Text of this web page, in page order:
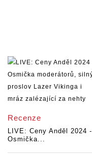
Recenze
LIVE: Ceny Anděl 2024 -
Osmička...